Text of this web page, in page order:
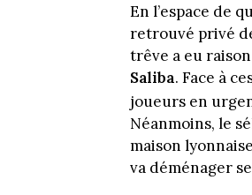
En l’espace de
retrouvé privé
trêve a eu
Saliba. Face à
joueurs en
Néanmoins, le
maison
va déménager